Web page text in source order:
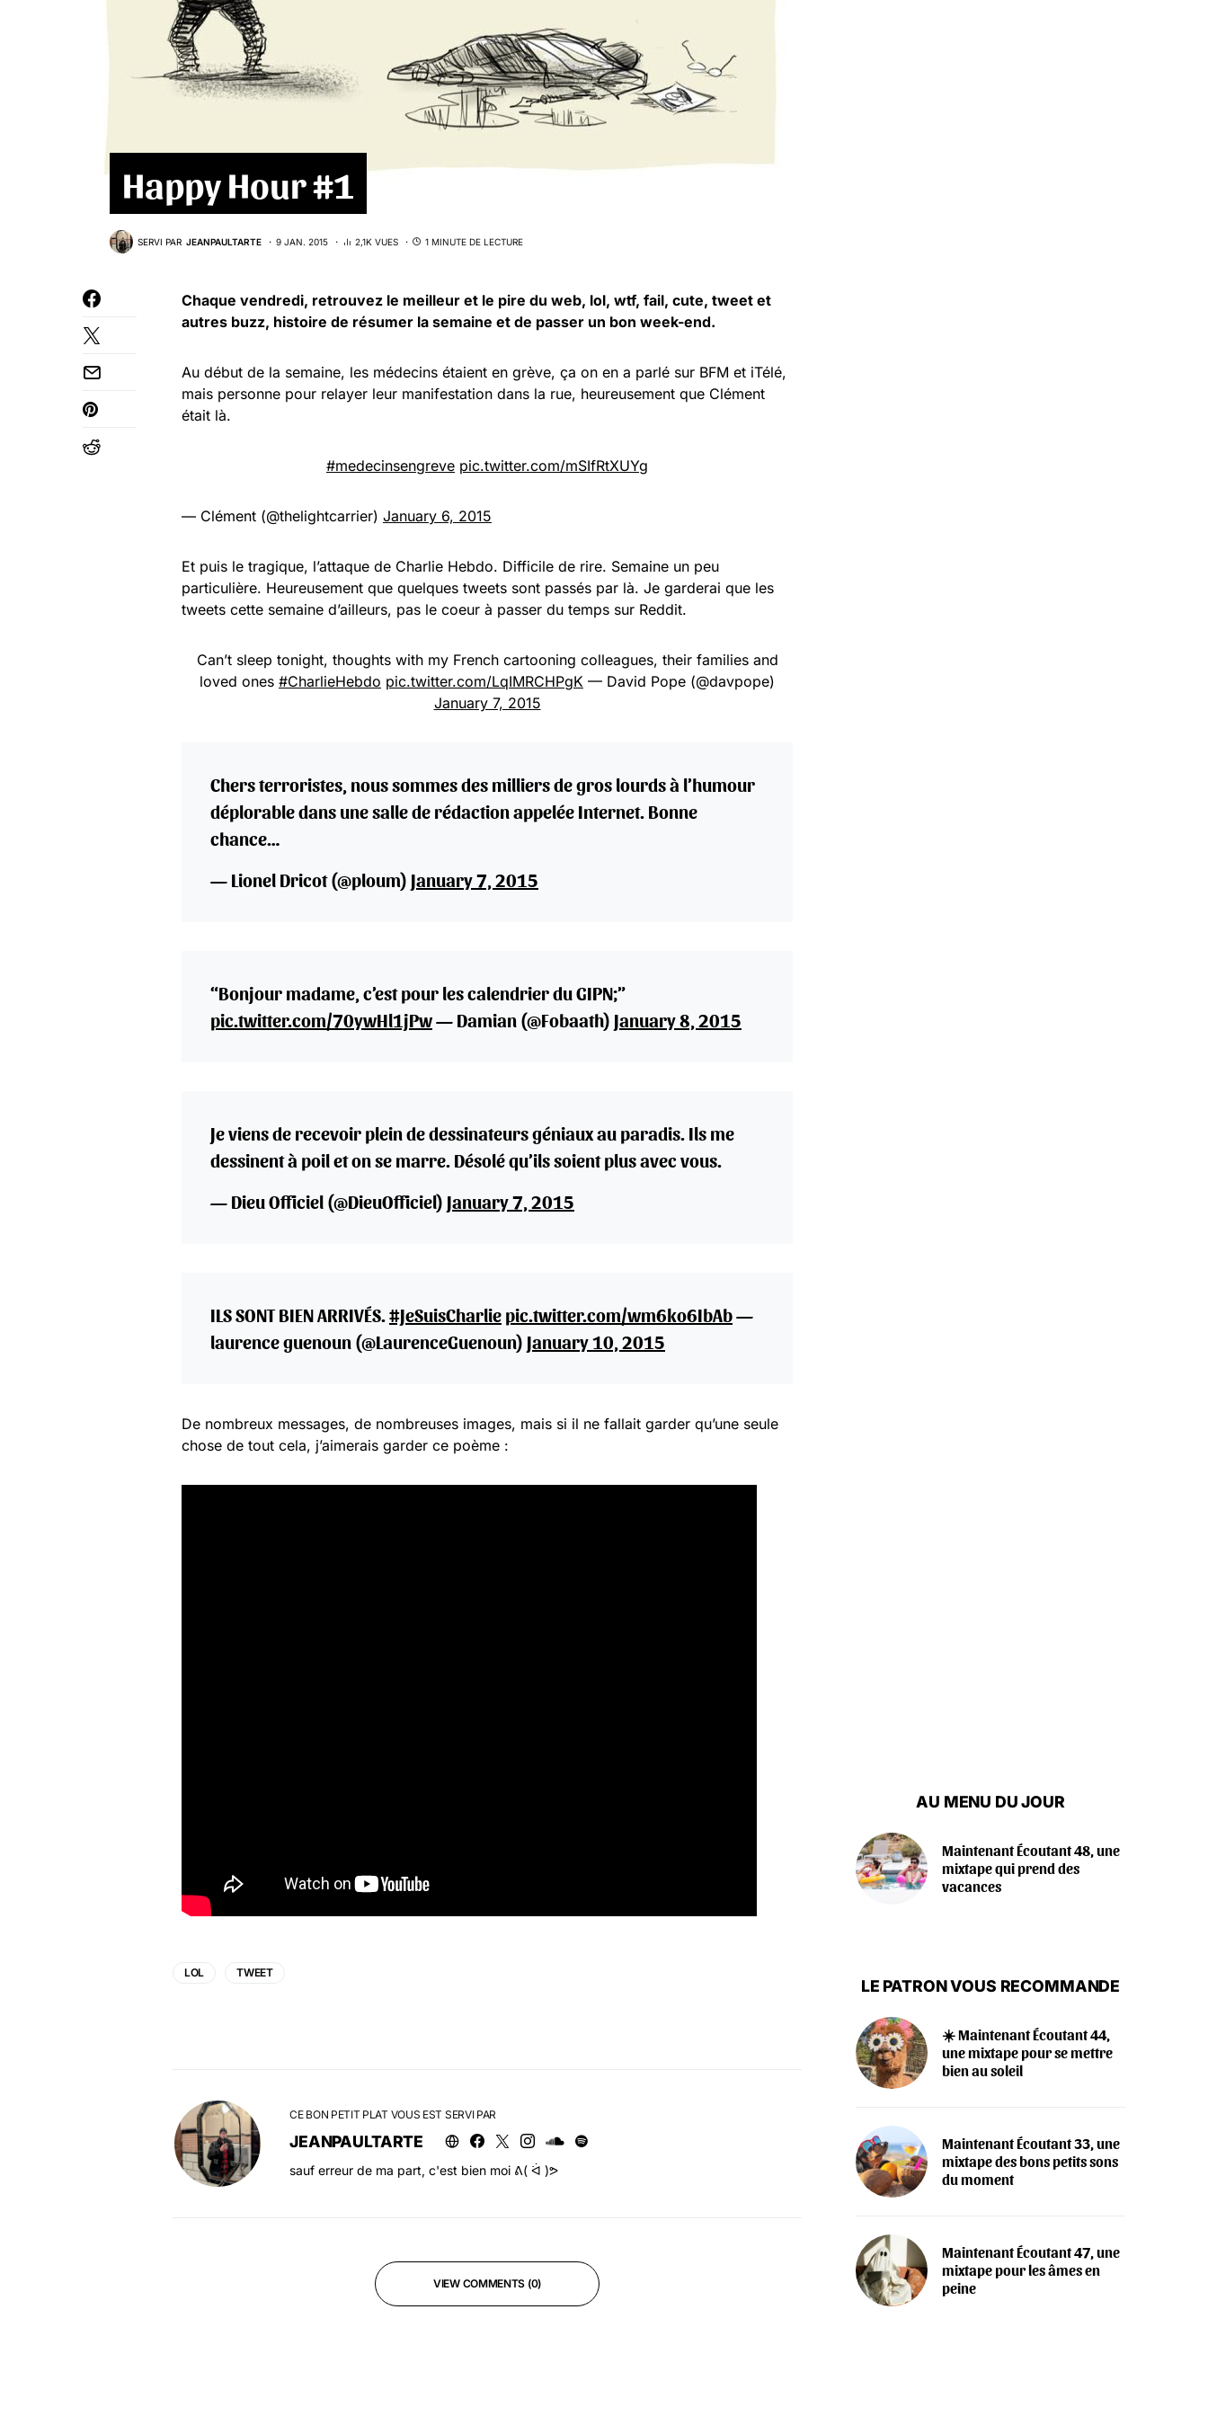
Happy Hour #1
SERVI PAR JEANPAULTARTE 9 JAN. 2015 2,1K VUES 1 MINUTE DE LECTURE
Chaque vendredi, retrouvez le meilleur et le pire du web, lol, wtf, fail, cute, tweet et
autres buzz, histoire de résumer la semaine et de passer un bon week-end.
Au début de la semaine, les médecins étaient en grève, ça on en a parlé sur BFM et iTélé,
mais personne pour relayer leur manifestation dans la rue, heureusement que Clément
était là.
#medecinsengreve pic.twitter.com/mSIfRtXUYg
— Clément (@thelightcarrier) January 6, 2015
Et puis le tragique, l’attaque de Charlie Hebdo. Difficile de rire. Semaine un peu
particulière. Heureusement que quelques tweets sont passés par là. Je garderai que les
tweets cette semaine d’ailleurs, pas le coeur à passer du temps sur Reddit.
Can’t sleep tonight, thoughts with my French cartooning colleagues, their families and
loved ones #CharlieHebdo pic.twitter.com/LqIMRCHPgK — David Pope (@davpope)
January 7, 2015
Chers terroristes, nous sommes des milliers de gros lourds à l’humour
déplorable dans une salle de rédaction appelée Internet. Bonne
chance…
— Lionel Dricot (@ploum) January 7, 2015
“Bonjour madame, c’est pour les calendrier du GIPN;”
pic.twitter.com/70ywHl1jPw— Damian (@Fobaath) January 8, 2015
Je viens de recevoir plein de dessinateurs géniaux au paradis. Ils me
dessinent à poil et on se marre. Désolé qu’ils soient plus avec vous.
— Dieu Officiel (@DieuOfficiel) January 7, 2015
ILS SONT BIEN ARRIVÉS.#JeSuisCharlie pic.twitter.com/wm6ko6IbAb—
laurence guenoun (@LaurenceGuenoun) January 10, 2015
De nombreux messages, de nombreuses images, mais si il ne fallait garder qu’une seule
chose de tout cela, j’aimerais garder ce poème :
LOL TWEET
CE BON PETIT PLAT VOUS EST SERVI PAR
JEANPAULTARTE
sauf erreur de ma part, c'est bien moi ᕕ( ᐛ )ᕗ
VIEW COMMENTS (0)
AU MENU DU JOUR
Maintenant Écoutant 48, une
mixtape qui prend des
vacances
LE PATRON VOUS RECOMMANDE
☀️ Maintenant Écoutant 44,
une mixtape pour se mettre
bien au soleil
Maintenant Écoutant 33, une
mixtape des bons petits sons
du moment
Maintenant Écoutant 47, une
mixtape pour les âmes en
peine